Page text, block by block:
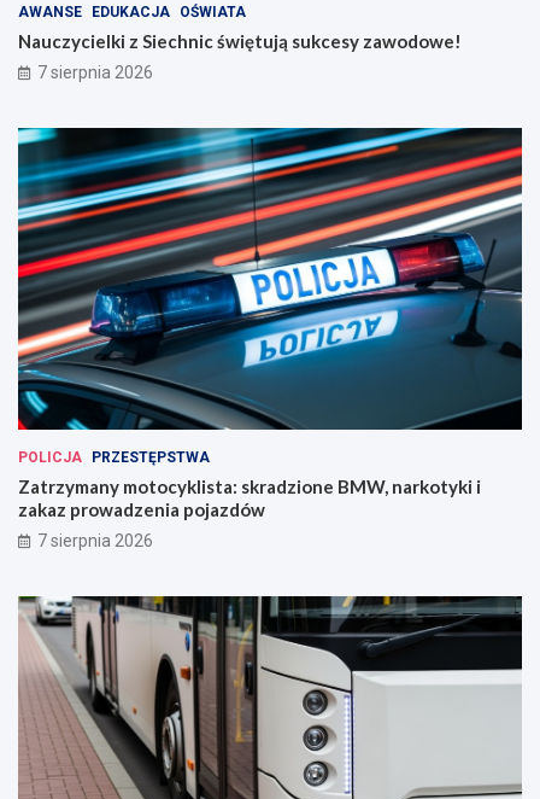
AWANSE EDUKACJA OŚWIATA
Nauczycielki z Siechnic świętują sukcesy zawodowe!
7 sierpnia 2026
POLICJA PRZESTĘPSTWA
Zatrzymany motocyklista: skradzione BMW, narkotyki i
zakaz prowadzenia pojazdów
7 sierpnia 2026